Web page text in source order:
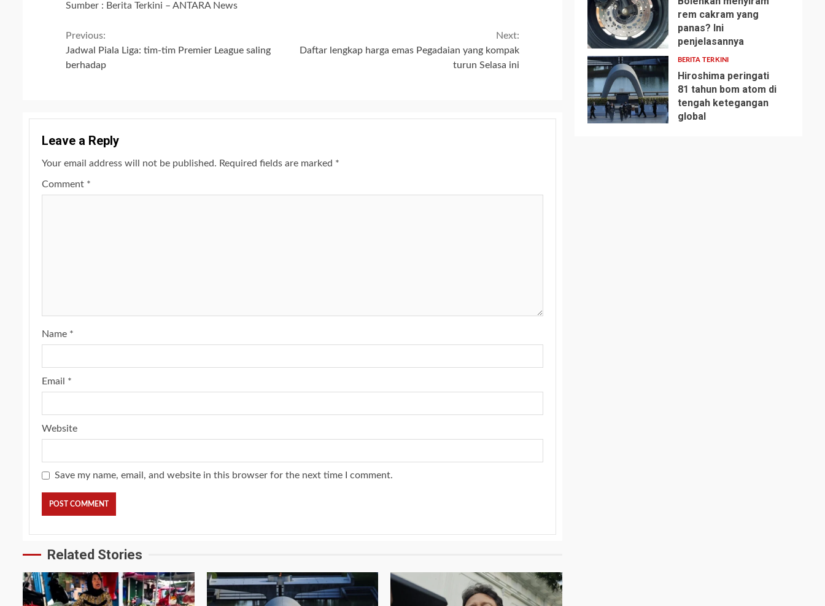
Sumber : Berita Terkini – ANTARA News
Continue
Reading
Previous:
Jadwal Piala Liga: tim-tim Premier League saling
berhadap
Next:
Daftar lengkap harga emas Pegadaian yang kompak
turun Selasa ini
Leave a Reply
Your email address will not be published. Required fields are marked *
Comment *
Name *
Email *
Website
Save my name, email, and website in this browser for the next time I comment.
Related Stories
4
rem cakram yang
panas? Ini
penjelasannya
5
BERITA TERKINI
Hiroshima peringati
81 tahun bom atom di
tengah ketegangan
global